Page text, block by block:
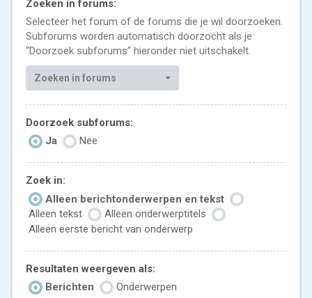
Zoeken in forums:
Selecteer het forum of de forums die je wil doorzoeken.
Subforums worden automatisch doorzocht als je
“Doorzoek subforums“ hieronder niet uitschakelt.
Zoeken in forums
Doorzoek subforums:
Ja
Nee
Zoek in:
Alleen berichtonderwerpen en tekst
Alleen tekst
Alleen onderwerptitels
Alleen eerste bericht van onderwerp
Resultaten weergeven als:
Berichten
Onderwerpen